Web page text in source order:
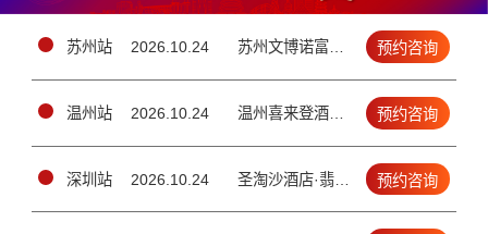
苏州站 2026.10.24 苏州文博诺富特酒店1楼玲珑厅（苏州吴中区工业园区苏州大道东688号） 预约咨询
温州站 2026.10.24 温州喜来登酒店四楼锦绣厅（（温州市车站大道292号）） 预约咨询
深圳站 2026.10.24 圣淘沙酒店·翡翠店4楼宴会厅（南山区金鸡路1号） 预约咨询